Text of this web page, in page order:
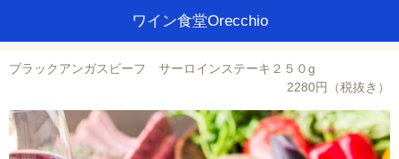
ワイン食堂Orecchio
ブラックアンガスビーフ サーロインステーキ２５０g
2280円（税抜き）